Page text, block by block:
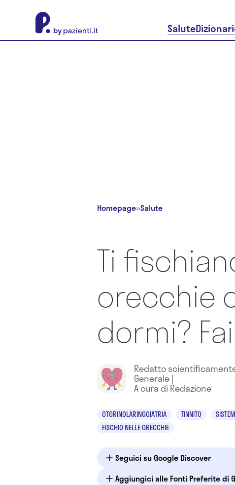
Salute
Homepage»Salute
Ti
orecchie
dormi?
Redatto
Generale|
A cura di Redazione
OTORINOLARINGOIATRIA TINNITO
FISCHIO NELLE ORECCHIE
Seguici su Google Discover
Aggiungici alle Fonti Preferite di